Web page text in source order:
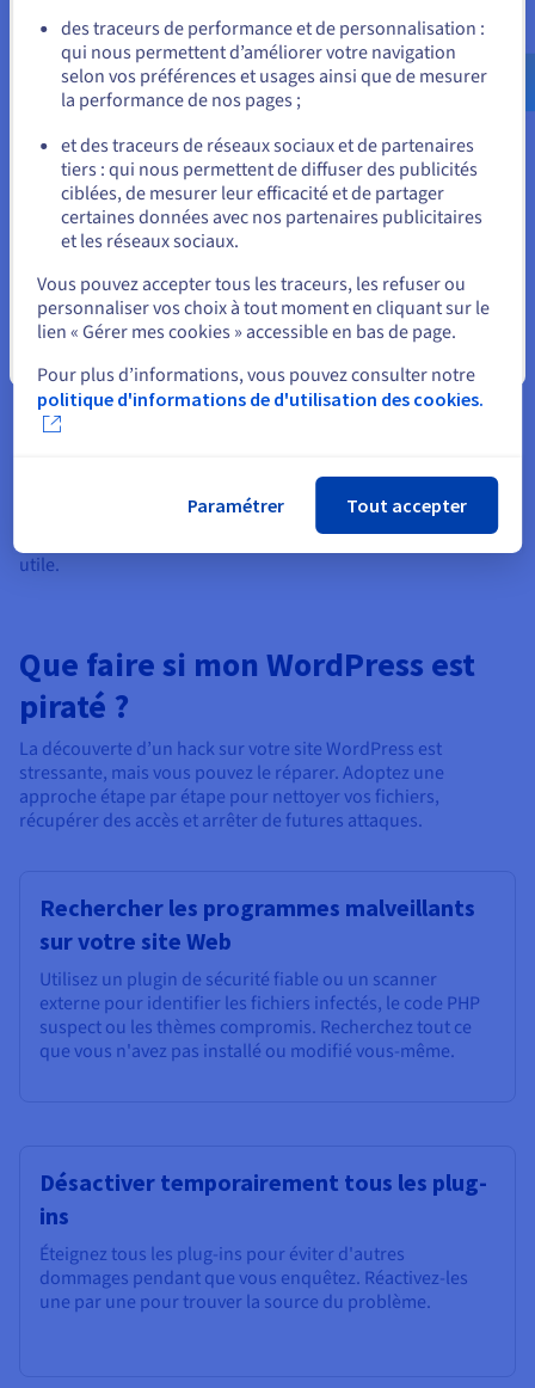
7. Ajouter un certificat SSL
Le SSL crypte les données de votre site et renforce la
confiance des visiteurs. Il est particulièrement important pour
les connexions, les formulaires et les extractions. La plupart
gratuits , avec des options premium disponibles pour une
validation supplémentaire. Il s’agit d’un incontournable en
matière de sécurité comme de référencement.
Gardez à l’esprit
La sécurité ne concerne pas seulement les données, elle
protège votre réputation, maintient la confiance des
utilisateurs et contribue à éviter les temps d'arrêt. Suivez ces
Une autre manière intelligente de procéder est decréer votre
siteweb avec une sécurité intégrée dès le départ, afin de
La plupart de ces conseils sont rapides à mettre en place, mais
font une grande différence. Qu’il s’agisse de démarrer ou de
gérer plusieurs sites, un peu de prévention peut être très
utile.
Que faire si mon WordPress est
piraté ?
La découverte d’un hack sur votre site WordPress est
stressante, mais vous pouvez le réparer. Adoptez une
approche étape par étape pour nettoyer vos fichiers,
récupérer des accès et arrêter de futures attaques.
Rechercher les programmes malveillants
sur votre site Web
Utilisez un plugin de sécurité fiable ou un scanner
externe pour identifier les fichiers infectés, le code PHP
suspect ou les thèmes compromis. Recherchez tout ce
que vous n'avez pas installé ou modifié vous-même.
Désactiver temporairement tous les plug-
ins
Éteignez tous les plug-ins pour éviter d'autres
dommages pendant que vous enquêtez. Réactivez-les
une par une pour trouver la source du problème.
Allez sur le site États-Unis
us.ovhcloud.com/
Anglais USD - $
ou
Rester sur le site actuel
Sélectionner un autre site web
des traceurs de performance et de personnalisation :
qui nous permettent d’améliorer votre navigation
selon vos préférences et usages ainsi que de mesurer
la performance de nos pages ;
et des traceurs de réseaux sociaux et de partenaires
tiers : qui nous permettent de diffuser des publicités
ciblées, de mesurer leur efficacité et de partager
certaines données avec nos partenaires publicitaires
et les réseaux sociaux.
Vous pouvez accepter tous les traceurs, les refuser ou
personnaliser vos choix à tout moment en cliquant sur le
lien « Gérer mes cookies » accessible en bas de page.
Pour plus d’informations, vous pouvez consulter notre
politique d'informations de d'utilisation des cookies.
Paramétrer Tout accepter